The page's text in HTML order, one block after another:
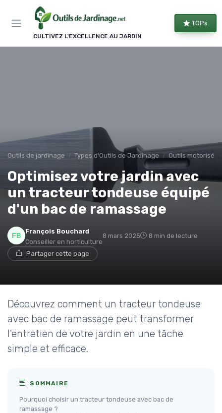
CULTIVEZ L'EXCELLENCE AU JARDIN
TOPs
Outils de jardinage Types d'Outils de Jardinage Outils motorisés
Optimisez votre jardin avec
un tracteur tondeuse équipé
d'un bac de ramassage
François Bouchard
Conseiller en horticulture
8 mars 2025 8 min de lecture
Partager cette page
Découvrez comment un tracteur tondeuse
avec bac de ramassage peut transformer
l'entretien de votre jardin en une tâche
simple et efficace.
SOMMAIRE
Pourquoi choisir un tracteur tondeuse avec bac de
ramassage ?
Panneau de gestion des cookies